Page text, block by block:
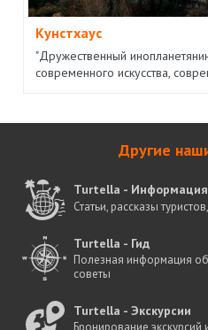
Кунстхаус
"Дружественный
современного искусства,
Другие
Turtella - Информация
Статьи, рассказы
Turtella - Гид
Полезная информация
советы
Turtella - Экскурсии
Бронирование экскурсий